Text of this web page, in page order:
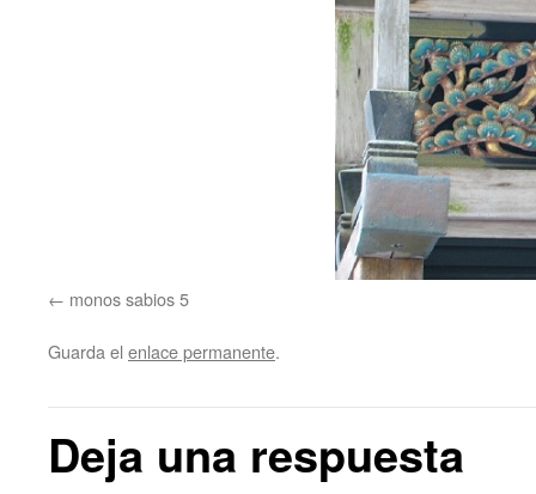
monos sabios 5
Guarda el enlace permanente.
Deja una respuesta